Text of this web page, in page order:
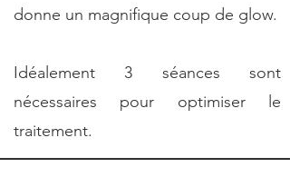
donne un magnifique coup de glow.
Idéalement 3 séances sont
nécessaires pour optimiser le
traitement.